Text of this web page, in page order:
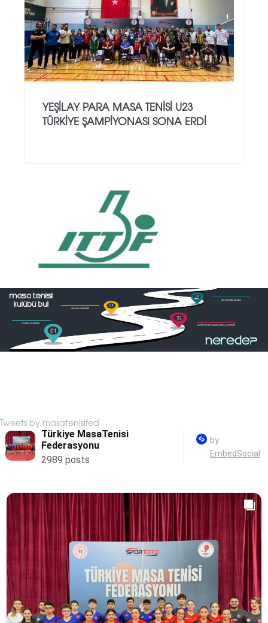
YEŞILAY PARA MASA TENISI U23
TÜRKIYE ŞAMPIYONASI SONA ERDI
Tweets by masatenisifed